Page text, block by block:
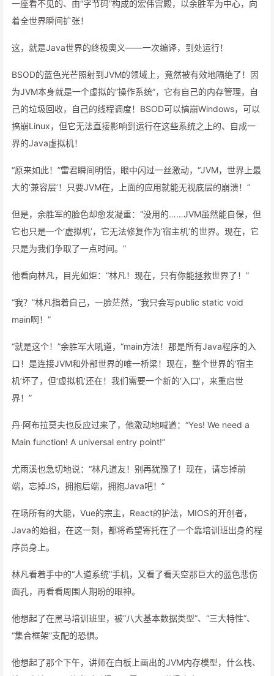
一座看不见的、由“字节码”构成的宏伟宫殿，以余胜军为中心，向
着全世界瞬间扩张！
这，就是Java世界的终极奥义——一次编译，到处运行！
BSOD的蓝色光芒照射到JVM的领域上，竟然被有效地隔绝了！因
为JVM本身就是一个虚拟的“操作系统”，它有自己的内存管理，自
己的垃圾回收，自己的线程调度！BSOD可以搞崩Windows，可以
搞崩Linux，但它无法直接影响到运行在这些系统之上的、自成一
界的Java虚拟机！
“原来如此！”雷君瞬间明悟，眼中闪过一丝激动，“JVM，世界上最
大的‘兼容层’！只要JVM在，上面的应用就能无视底层的崩溃！”
但是，余胜军的脸色却愈发凝重：“没用的……JVM虽然能自保，但
它也只是一个‘虚拟机’，它无法修复作为‘宿主机’的世界。现在，它
只是为我们争取了一点时间。”
他看向林凡，目光如炬：“林凡！现在，只有你能拯救世界了！”
“我？”林凡指着自己，一脸茫然，“我只会写public static void
main啊！”
“就是这个！”余胜军大吼道，“main方法！那是所有Java程序的入
口！是连接JVM和外部世界的唯一桥梁！现在，整个世界的‘宿主
机’坏了，但‘虚拟机’还在！我们需要一个新的‘入口’，来重启世
界！”
丹·阿布拉莫夫也反应过来了，他激动地喊道：“Yes! We need a
Main function! A universal entry point!”
尤雨溪也急切地说：“林凡道友！别再犹豫了！现在，请忘掉前
端，忘掉JS，拥抱后端，拥抱Java吧！”
在场所有的大能，Vue的宗主，React的护法，MIOS的开创者，
Java的始祖，在这一刻，都将希望寄托在了一个靠培训班出身的程
序员身上。
林凡看着手中的“人道系统”手机，又看了看天空那巨大的蓝色悲伤
面孔，再看看周围人期盼的眼神。
他想起了在黑马培训班里，被“八大基本数据类型”、“三大特性”、
“集合框架”支配的恐惧。
他想起了那个下午，讲师在白板上画出的JVM内存模型，什么栈、